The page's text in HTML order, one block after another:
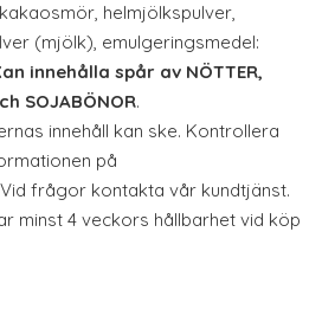
helmjölkspulver,
(mjölk), emulgeringsmedel:
innehålla spår av NÖTTER,
SOJABÖNOR.
innehåll kan ske. Kontrollera
på
frågor kontakta vår kundtjänst.
minst 4 veckors hållbarhet vid köp